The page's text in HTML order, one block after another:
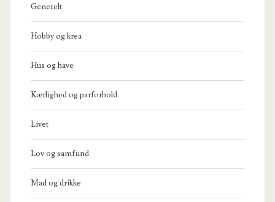
Generelt
Hobby og krea
Hus og have
Kærlighed og parforhold
Livet
Lov og samfund
Mad og drikke